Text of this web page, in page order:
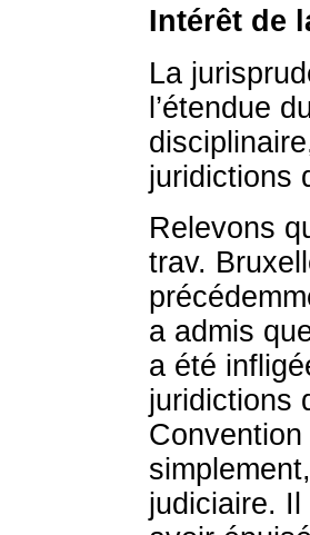
Intérêt de
La
l’étendue
juridictions
Relevons
trav.
a admis
a été
juridictions
judiciaire.